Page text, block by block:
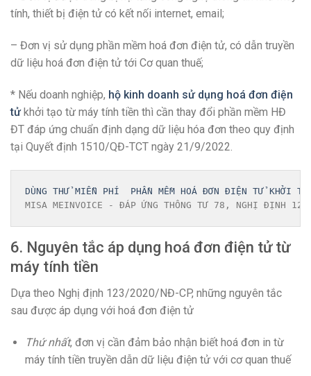
tính, thiết bị điện tử có kết nối internet, email;
– Đơn vị sử dụng phần mềm hoá đơn điện tử, có dẫn truyền
dữ liệu hoá đơn điện tử tới Cơ quan thuế;
* Nếu doanh nghiệp, hộ kinh doanh sử dụng hoá đơn điện
tửkhởi tạo từ máy tính tiền thì cần thay đổi phần mềm HĐ
ĐT đáp ứng chuẩn định dạng dữ liệu hóa đơn theo quy định
tại Quyết định 1510/QĐ-TCT ngày 21/9/2022.
DÙNG THỬ MIỄN PHÍ  PHẦN MỀM HOÁ ĐƠN ĐIỆN TỬ KHỞI
MISA MEINVOICE - ĐÁP ỨNG THÔNG TƯ 78, NGHỊ ĐỊNH 123
6. Nguyên tắc áp dụng hoá đơn điện tử từ
máy tính tiền
Dựa theo Nghị định 123/2020/NĐ-CP, những nguyên tắc
sau được áp dụng với hoá đơn điện tử
Thứ nhất, đơn vị cần đảm bảo nhận biết hoá đơn in từ
máy tính tiền truyền dẫn dữ liệu điện tử với cơ quan thuế